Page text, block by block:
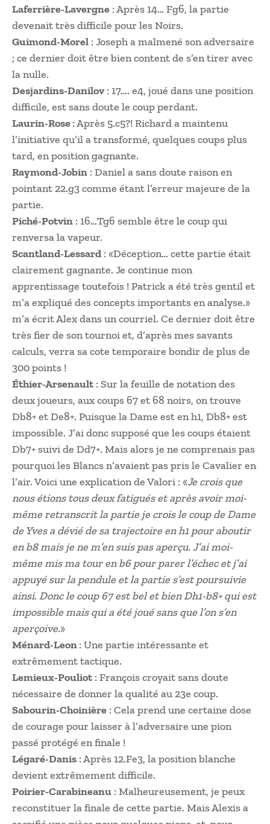
Laferrière-Lavergne : Après 14… Fg6, la partie
devenait très difficile pour les Noirs.
Guimond-Morel : Joseph a malmené son adversaire
; ce dernier doit être bien content de s’en tirer avec
la nulle.
Desjardins-Danilov: 17…. e4, joué dans une position
difficile, est sans doute le coup perdant.
Laurin-Rose: Après 5.c5?! Richard a maintenu
l’initiative qu’il a transformé, quelques coups plus
tard, en position gagnante.
Raymond-Jobin : Daniel a sans doute raison en
pointant 22.g3 comme étant l’erreur majeure de la
partie.
Piché-Potvin : 16…Tg6 semble être le coup qui
renversa la vapeur.
Scantland-Lessard : «Déception… cette partie était
clairement gagnante. Je continue mon
apprentissage toutefois ! Patrick a été très gentil et
m’a expliqué des concepts importants en analyse.»
m’a écrit Alex dans un courriel. Ce dernier doit être
très fier de son tournoi et, d’après mes savants
calculs, verra sa cote temporaire bondir de plus de
300 points !
Éthier-Arsenault : Sur la feuille de notation des
deux joueurs, aux coups 67 et 68 noirs, on trouve
Db8+ et De8+. Puisque la Dame est en h1, Db8+ est
impossible. J’ai donc supposé que les coups étaient
Db7+ suivi de Dd7+. Mais alors je ne comprenais pas
pourquoi les Blancs n’avaient pas pris le Cavalier en
l’air. Voici une explication de Valori : «Je crois que
nous étions tous deux fatigués et après avoir moi-
même retranscrit la partie je crois le coup de Dame
de Yves a dévié de sa trajectoire en h1 pour aboutir
en b8 mais je ne m’en suis pas aperçu. J’ai moi-
même mis ma tour en b6 pour parer l’échec et j’ai
appuyé sur la pendule et la partie s’est poursuivie
ainsi. Donc le coup 67 est bel et bien Dh1-b8+ qui est
impossible mais qui a été joué sans que l’on s’en
aperçoive.»
Ménard-Leon: Une partie intéressante et
extrêmement tactique.
Lemieux-Pouliot : François croyait sans doute
nécessaire de donner la qualité au 23e coup.
Sabourin-Choinière : Cela prend une certaine dose
de courage pour laisser à l’adversaire une pion
passé protégé en finale !
Légaré-Danis : Après 12.Fe3, la position blanche
devient extrêmement difficile.
Poirier-Carabineanu : Malheureusement, je peux
reconstituer la finale de cette partie. Mais Alexis a